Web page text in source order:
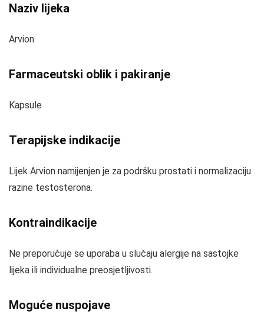
Naziv lijeka
Arvion
Farmaceutski oblik i pakiranje
Kapsule
Terapijske indikacije
Lijek Arvion namijenjen je za podršku prostati i normalizaciju
razine testosterona.
Kontraindikacije
Ne preporučuje se uporaba u slučaju alergije na sastojke
lijeka ili individualne preosjetljivosti.
Moguće nuspojave